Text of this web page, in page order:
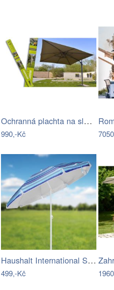
Ochranná plachta na slunečník Menton…
990,-Kč
Haushalt International Slunečník, 200 cm
499,-Kč